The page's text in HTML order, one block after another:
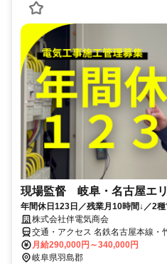
現場監督 岐阜・名古屋エ
年間休日123日／残業月10時間↓／2
株式会社伴電気商会
交通・アクセス 名鉄名古屋本線・
月給290,000円～340,000円
岐阜県羽島郡